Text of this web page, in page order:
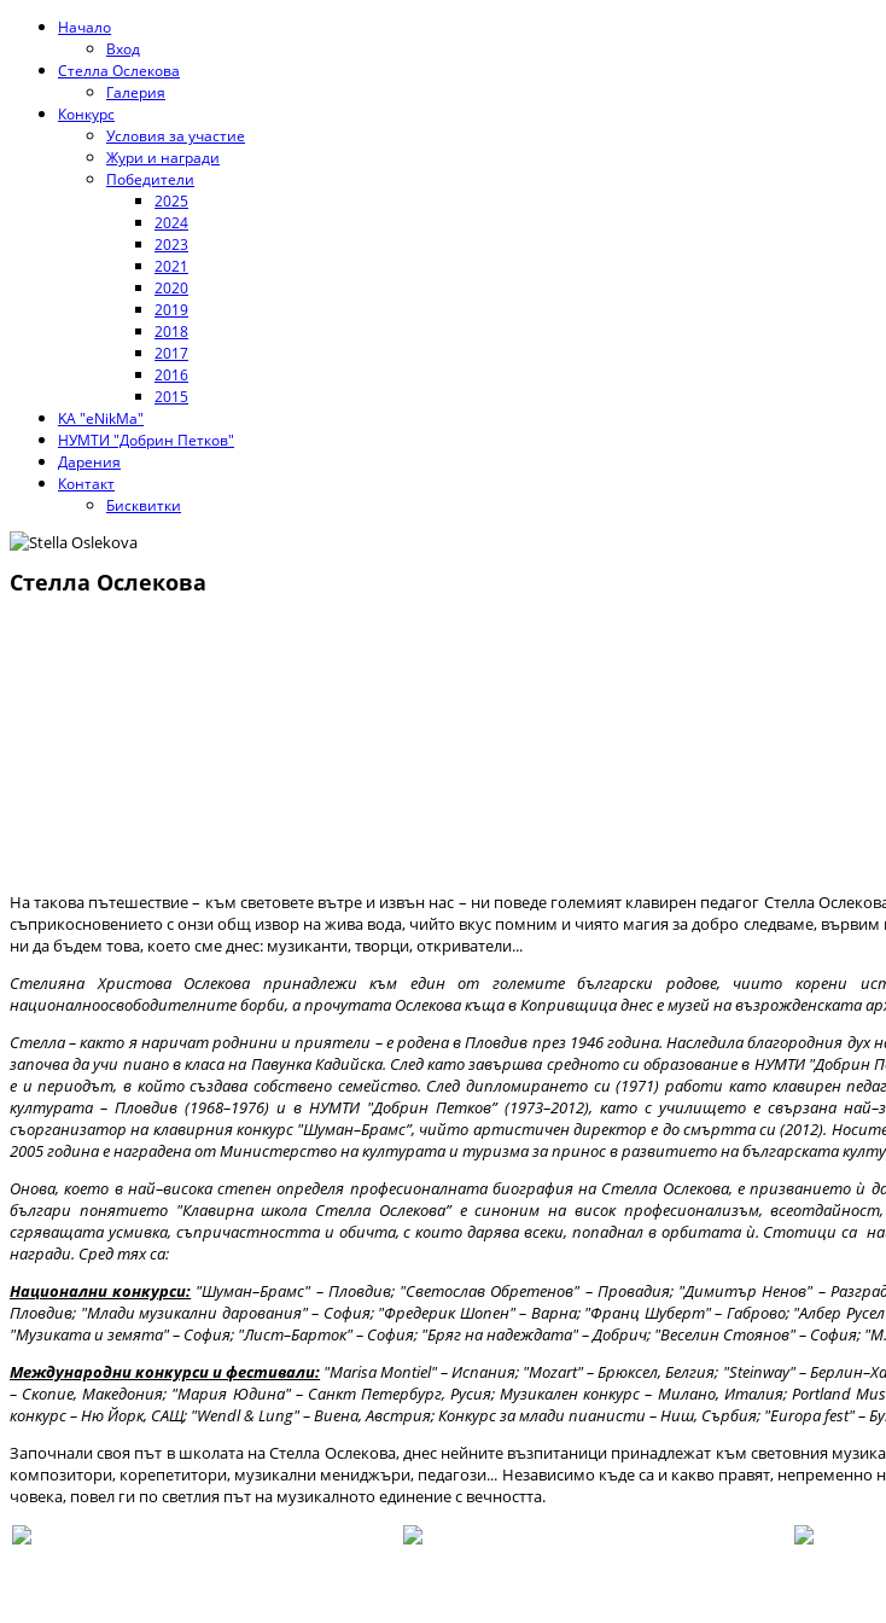
Начало
Вход
Стелла Ослекова
Галерия
Конкурс
Условия за участие
Жури и награди
Победители
2025
2024
2023
2021
2020
2019
2018
2017
2016
2015
KA "eNikMa"
НУМТИ "Добрин Петков"
Дарения
Контакт
Бисквитки
Стелла Ослекова
На такова пътешествие – към световете вътре и извън нас – ни поведе големият клавирен педагог Стелла
съприкосновението с онзи общ извор на жива вода, чийто вкус помним и чиято магия за добро следваме,
ни да бъдем това, което сме днес: музиканти, творци, откриватели...
Стелияна Христова Ослекова принадлежи към един от големите български родове, чиито корени
националноосвободителните борби, а прочутата Ослекова къща в Копривщица днес е музей на възрожденската
Стелла – както я наричат роднини и приятели – е родена в Пловдив през 1946 година. Наследила благородния
започва да учи пиано в класа на Павунка Кадийска. След като завършва средното си образование в НУМТИ
е и периодът, в който създава собствено семейство. След дипломирането си (1971) работи като клавирен
културата – Пловдив (1968–1976) и в НУМТИ "Добрин Петков” (1973–2012), като с училището е свързана
съорганизатор на клавирния конкурс "Шуман–Брамс”, чийто артистичен директор е до смъртта си (2012).
2005 година е наградена от Министерство на културата и туризма за принос в развитието на българската
Онова, което в най–висока степен определя професионалната биография на Стелла Ослекова, е призванието ѝ
българи понятието "Клавирна школа Стелла Ослекова” е синоним на висок професионализъм,
сгряващата усмивка, съпричастността и обичта, с които дарява всеки, попаднал в орбитата ѝ. Стотици са
награди. Сред тях са:
Национални конкурси: "Шуман–Брамс" – Пловдив; "Светослав Обретенов" – Провадия; "Димитър Ненов" –
Пловдив; "Млади музикални дарования" – София; "Фредерик Шопен" – Варна; "Франц Шуберт" – Габрово; "Албер
"Музиката и земята" – София; "Лист–Барток" – София; "Бряг на надеждата" – Добрич; "Веселин Стоянов" – София;
Международни конкурси и фестивали: "Marisa Montiel" – Испания; "Mozart" – Брюксел, Белгия; "Steinway" –
– Скопие, Македония; "Мария Юдина" – Санкт Петербург, Русия; Музикален конкурс – Милано, Италия; Portland
конкурс – Ню Йорк, САЩ; "Wendl & Lung" – Виена, Австрия; Конкурс за млади пианисти – Ниш, Сърбия; "Europa fest" –
Започнали своя път в школата на Стелла Ослекова, днес нейните възпитаници принадлежат към световния
композитори, корепетитори, музикални мениджъри, педагози... Независимо къде са и какво правят,
човека, повел ги по светлия път на музикалното единение с вечността.